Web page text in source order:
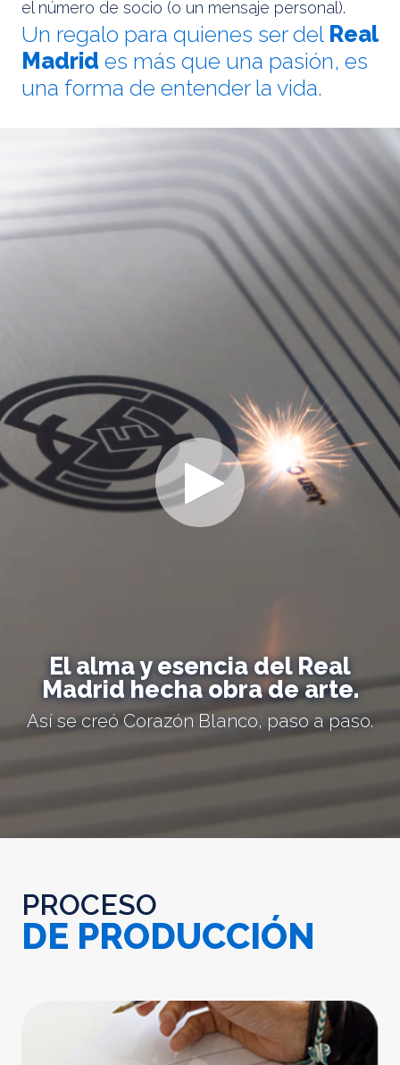
el número de socio (o un mensaje personal).
Un regalo para quienes ser del Real
Madrid es más que una pasión, es
una forma de entender la vida.
El alma y esencia del Real
Madrid hecha obra de arte.
Así se creó Corazón Blanco, paso a paso.
PROCESO
DE PRODUCCIÓN